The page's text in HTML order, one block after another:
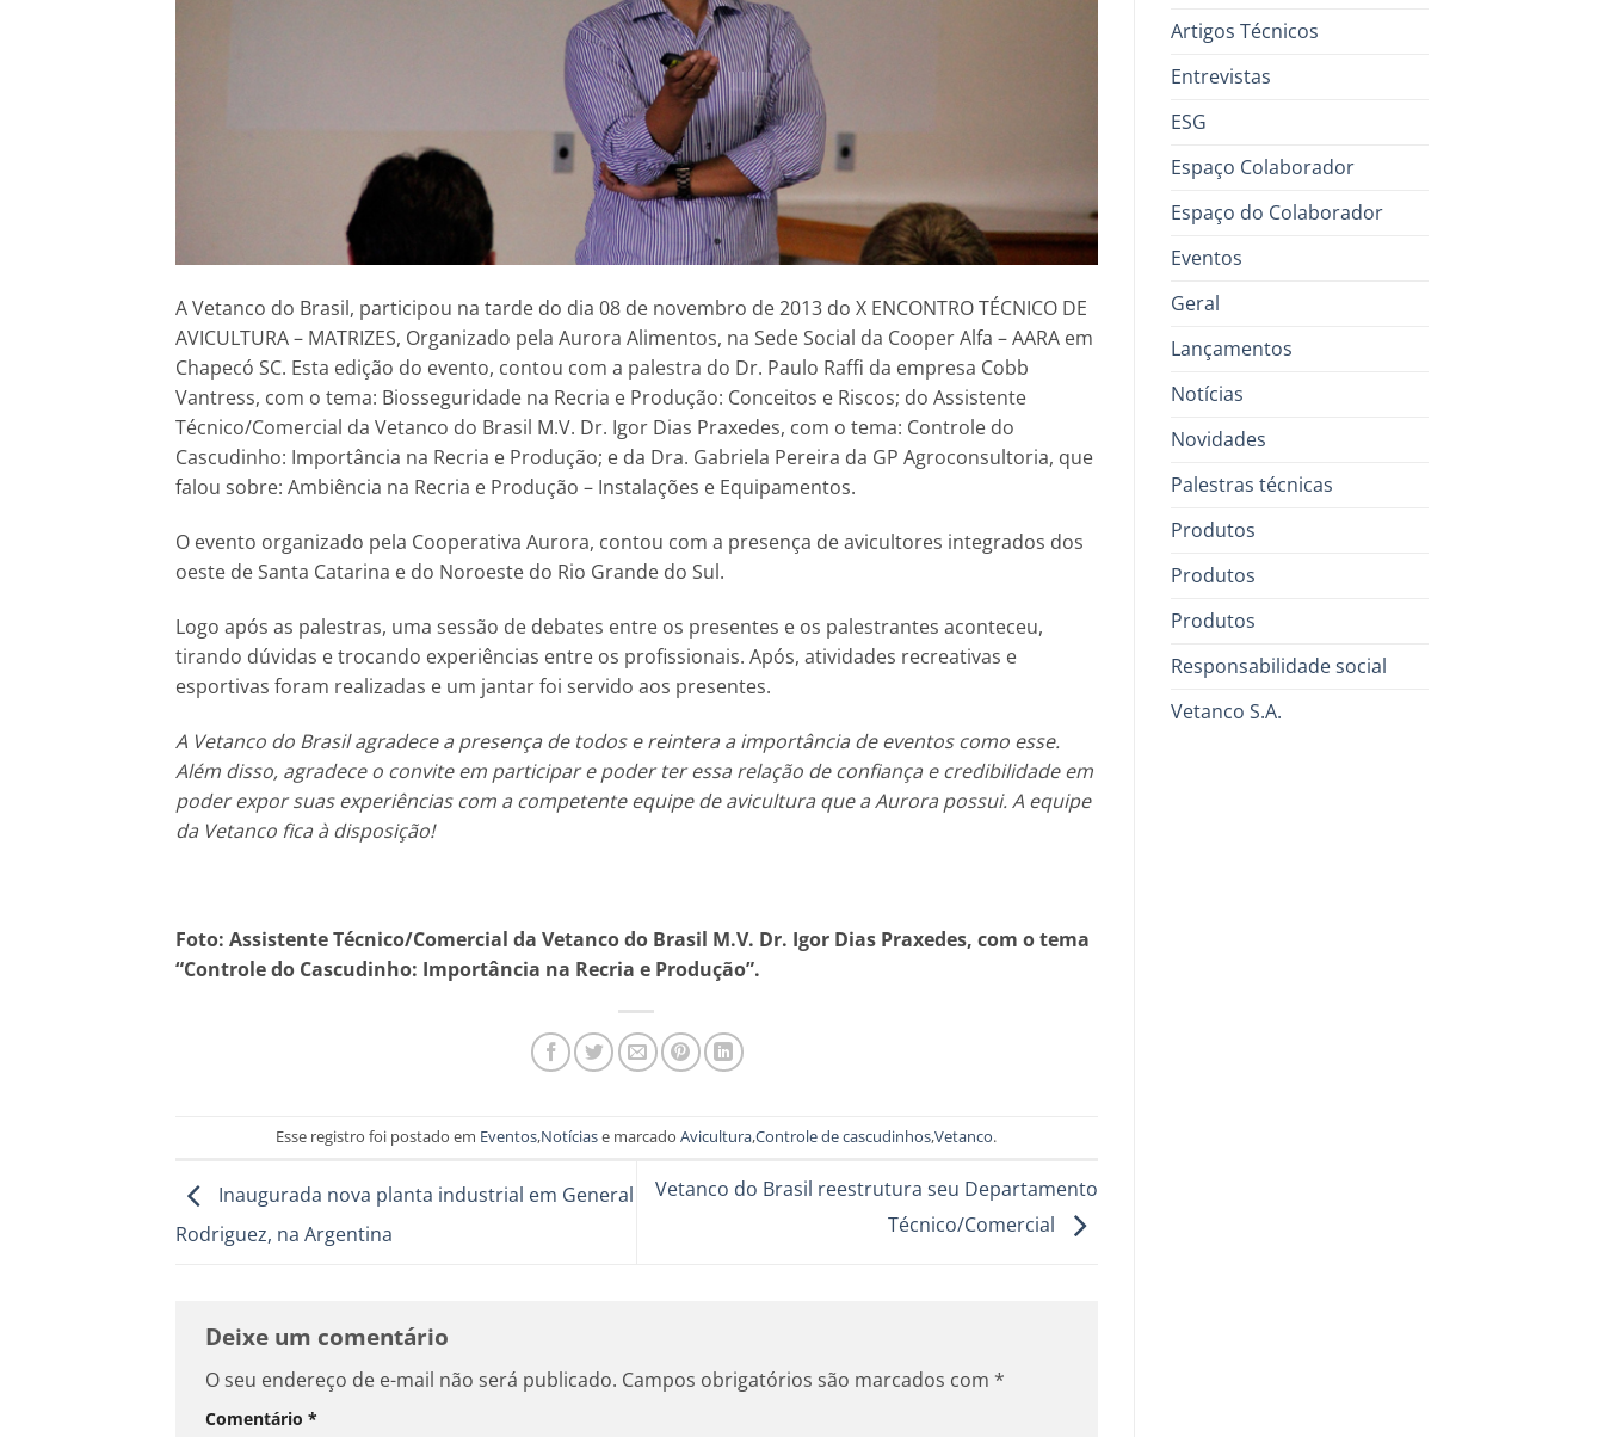
A Vetanco do Brasil, participou na tarde do dia 08 de novembro de 2013 do X ENCONTRO TÉCNICO DE
AVICULTURA – MATRIZES, Organizado pela Aurora Alimentos, na Sede Social da Cooper Alfa – AARA em
Chapecó SC. Esta edição do evento, contou com a palestra do Dr. Paulo Raffi da empresa Cobb
Vantress, com o tema: Biosseguridade na Recria e Produção: Conceitos e Riscos; do Assistente
Técnico/Comercial da Vetanco do Brasil M.V. Dr. Igor Dias Praxedes, com o tema: Controle do
Cascudinho: Importância na Recria e Produção; e da Dra. Gabriela Pereira da GP Agroconsultoria, que
falou sobre: Ambiência na Recria e Produção – Instalações e Equipamentos.
O evento organizado pela Cooperativa Aurora, contou com a presença de avicultores integrados dos
oeste de Santa Catarina e do Noroeste do Rio Grande do Sul.
Logo após as palestras, uma sessão de debates entre os presentes e os palestrantes aconteceu,
tirando dúvidas e trocando experiências entre os profissionais. Após, atividades recreativas e
esportivas foram realizadas e um jantar foi servido aos presentes.
A Vetanco do Brasil agradece a presença de todos e reintera a importância de eventos como esse.
Além disso, agradece o convite em participar e poder ter essa relação de confiança e credibilidade em
poder expor suas experiências com a competente equipe de avicultura que a Aurora possui. A equipe
da Vetanco fica à disposição!
Foto: Assistente Técnico/Comercial da Vetanco do Brasil M.V. Dr. Igor Dias Praxedes, com o tema
“Controle do Cascudinho: Importância na Recria e Produção”.
Esse registro foi postado em Eventos,Notíciase marcadoAvicultura,Controle de cascudinhos,Vetanco.
Inaugurada nova planta industrial em General
Rodriguez, na Argentina
Vetanco do Brasil reestrutura seu Departamento
Técnico/Comercial
Deixe um comentário
O seu endereço de e-mail não será publicado. Campos obrigatórios são marcados com *
Comentário *
Artigos Técnicos
Entrevistas
ESG
Espaço Colaborador
Espaço do Colaborador
Eventos
Geral
Lançamentos
Notícias
Novidades
Palestras técnicas
Produtos
Produtos
Produtos
Responsabilidade social
Vetanco S.A.